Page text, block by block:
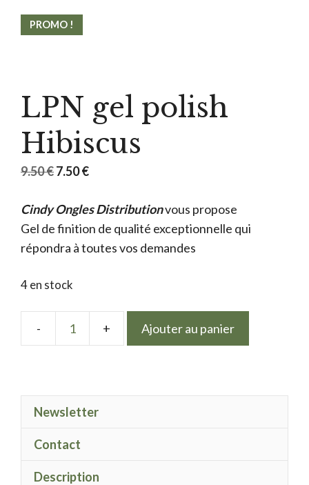
PROMO !
LPN gel polish
Hibiscus
9.50€Le
initial
était :
9.50 €.
7.50€Le
actuel
est :
7.50 €.
Cindy Ongles Distributionvous propose
Gel de finition de qualité exceptionnelle qui
répondra à toutes vos demandes
4 en stock
quantité
gel
Ajouter au panier
Newsletter
Contact
Description